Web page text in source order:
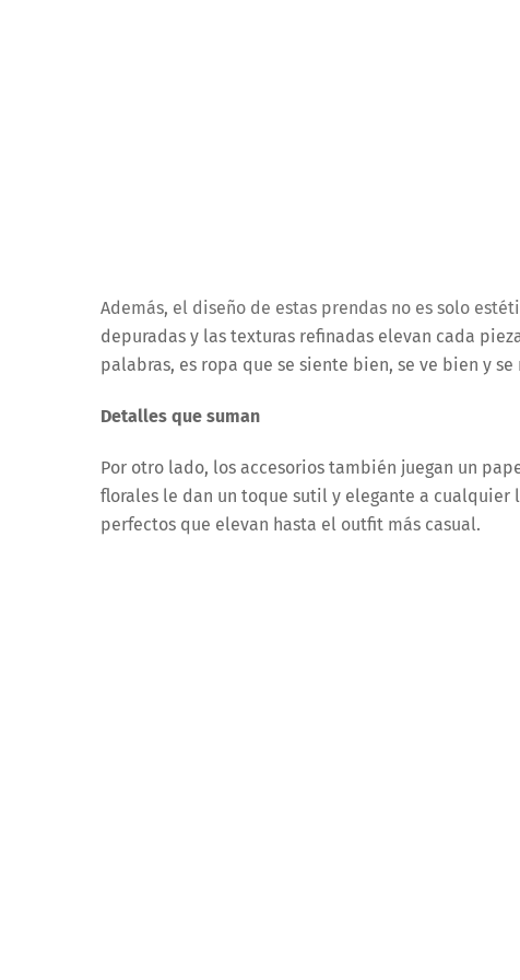
Además, el diseño de estas prendas no es solo
depuradas y las texturas refinadas elevan cada
palabras, es ropa que se siente bien, se ve bien y
Detalles que suman
Por otro lado, los accesorios también juegan un
florales le dan un toque sutil y elegante a cualquier
perfectos que elevan hasta el outfit más casual.